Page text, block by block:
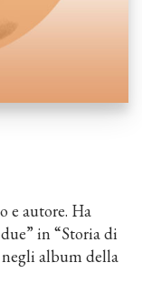
e autore. Ha
in “Storia di
album della